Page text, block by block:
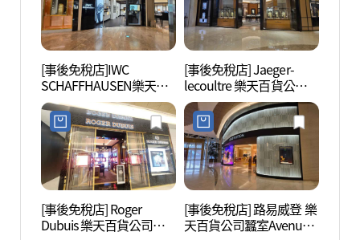
[事後免稅店]IWC
SCHAFFHAUSEN樂天百
貨公司蠶室Avenuel店
(IWC 샤프하우젠 롯데백
화점 잠실 에비뉴엘점)
[事後免稅店] Jaeger-
lecoultre 樂天百貨公司蠶
室Avenuel店(예거르쿨트
르 롯데백화점 잠실 에비
뉴엘점)
[事後免稅店] Roger
Dubuis 樂天百貨公司蠶
[事後免稅店] 路易威登 樂
天百貨公司蠶室Avenuel